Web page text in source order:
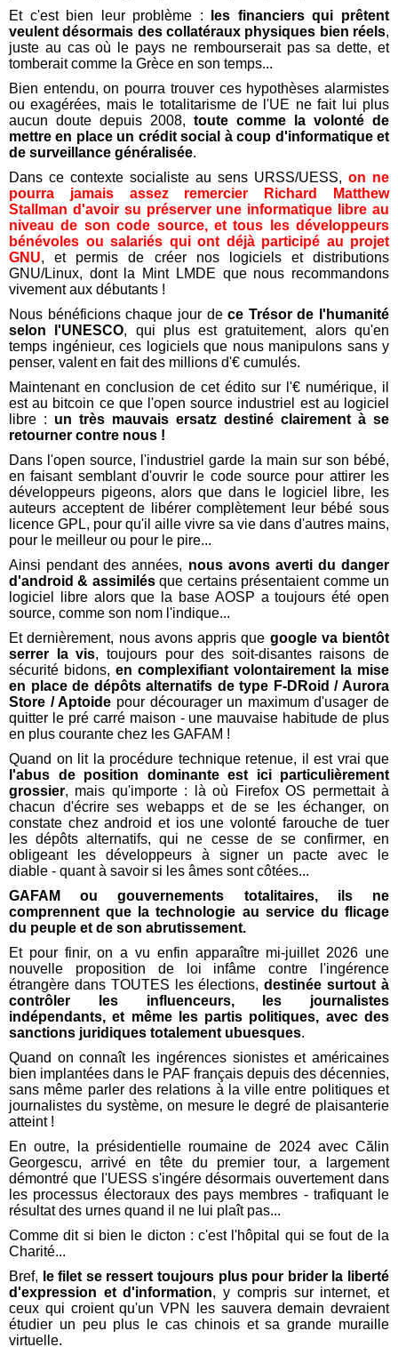
Et c'est bien leur problème :
les financiers qui prêtent
veulent désormais des collatéraux physiques bien réels,
juste au cas où le pays ne rembourserait pas sa dette, et
tomberait comme la Grèce en son temps...
Bien entendu, on pourra trouver ces hypothèses alarmistes
ou exagérées, mais le totalitarisme de l'UE ne fait lui plus
aucun doute depuis 2008, toute comme la volonté de
mettre en place un crédit social à coup d'informatique et
de surveillance généralisée.
Dans ce contexte socialiste au sens URSS/UESS, on ne
pourra jamais assez remercier Richard Matthew
Stallman d'avoir su préserver une informatique libre au
niveau de son code source, et tous les développeurs
bénévoles ou salariés qui ont déjà participé au projet
GNU, et permis de créer nos logiciels et distributions
GNU/Linux, dont la Mint LMDE que nous recommandons
vivement aux débutants !
Nous bénéficions chaque jour dece Trésor de l'humanité
selon l'UNESCO, qui plus est gratuitement, alors qu'en
temps ingénieur, ces logiciels que nous manipulons sans y
penser, valent en fait des millions d'€ cumulés.
Maintenant en conclusion de cet édito sur l'€ numérique, il
est au bitcoin ce que l'open source industriel est au logiciel
libre : un très mauvais ersatz destiné clairement à se
retourner contre nous !
Dans l'open source, l'industriel garde la main sur son bébé,
en faisant semblant d'ouvrir le code source pour attirer les
développeurs pigeons, alors que dans le logiciel libre, les
auteurs acceptent de libérer complètement leur bébé sous
licence GPL, pour qu'il aille vivre sa vie dans d'autres mains,
pour le meilleur ou pour le pire...
Ainsi pendant des années, nous avons averti du danger
d'android & assimilésque certains présentaient comme un
logiciel libre alors que la base AOSP a toujours été open
source, comme son nom l'indique...
Et dernièrement, nous avons appris que google va bientôt
serrer la vis, toujours pour des soit-disantes raisons de
sécurité bidons, en complexifiant volontairement la mise
en place de dépôts alternatifs de type F-DRoid / Aurora
Store / Aptoide pour décourager un maximum d'usager de
quitter le pré carré maison - une mauvaise habitude de plus
en plus courante chez les GAFAM !
Quand on lit la procédure technique retenue, il est vrai que
l'abus de position dominante est ici particulièrement
grossier, mais qu'importe : là où Firefox OS permettait à
chacun d'écrire ses webapps et de se les échanger, on
constate chez android et ios une volonté farouche de tuer
les dépôts alternatifs, qui ne cesse de se confirmer, en
obligeant les développeurs à signer un pacte avec le
diable - quant à savoir si les âmes sont côtées...
GAFAM ou gouvernements totalitaires, ils ne
comprennent que la technologie au service du flicage
du peuple et de son abrutissement.
Et pour finir, on a vu enfin apparaître mi-juillet 2026 une
nouvelle proposition de loi infâme contre l'ingérence
étrangère dans TOUTES les élections,destinée surtout à
contrôler les influenceurs, les journalistes
indépendants, et même les partis politiques, avec des
sanctions juridiques totalement ubuesques.
Quand on connaît les ingérences sionistes et américaines
bien implantées dans le PAF français depuis des décennies,
sans même parler des relations à la ville entre politiques et
journalistes du système, on mesure le degré de plaisanterie
atteint !
En outre, la présidentielle roumaine de 2024 avec Călin
Georgescu, arrivé en tête du premier tour, a largement
démontré que l'UESS s'ingére désormais ouvertement dans
les processus électoraux des pays membres - trafiquant le
résultat des urnes quand il ne lui plaît pas...
Comme dit si bien le dicton : c'est l'hôpital qui se fout de la
Charité...
Bref, le filet se ressert toujours plus pour brider la liberté
d'expression et d'information, y compris sur internet, et
ceux qui croient qu'un VPN les sauvera demain devraient
étudier un peu plus le cas chinois et sa grande muraille
virtuelle.